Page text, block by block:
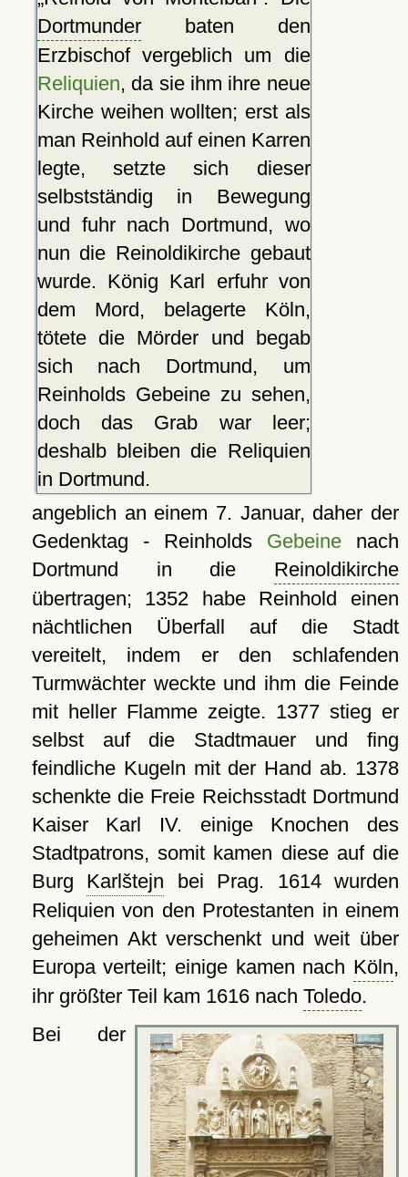
Dortmunderbaten den
Erzbischof vergeblich um die
Reliquien, da sie ihm ihre neue
Kirche weihen wollten; erst als
man Reinhold auf einen Karren
legte, setzte sich dieser
selbstständig in Bewegung
und fuhr nach Dortmund, wo
nun die Reinoldikirche gebaut
wurde. König Karl erfuhr von
dem Mord, belagerte Köln,
tötete die Mörder und begab
sich nach Dortmund, um
Reinholds Gebeine zu sehen,
doch das Grab war leer;
deshalb bleiben die Reliquien
in Dortmund.
angeblich an einem 7. Januar, daher der
Gedenktag - Reinholds Gebeinenach
Dortmund in die Reinoldikirche
übertragen; 1352 habe Reinhold einen
nächtlichen Überfall auf die Stadt
vereitelt, indem er den schlafenden
Turmwächter weckte und ihm die Feinde
mit heller Flamme zeigte. 1377 stieg er
selbst auf die Stadtmauer und fing
feindliche Kugeln mit der Hand ab. 1378
schenkte die Freie Reichsstadt Dortmund
Kaiser Karl IV. einige Knochen des
Stadtpatrons, somit kamen diese auf die
Burg Karlštejn bei Prag. 1614 wurden
Reliquien von den Protestanten in einem
geheimen Akt verschenkt und weit über
Europa verteilt; einige kamen nach Köln,
ihr größter Teil kam 1616 nach Toledo.
Bei der